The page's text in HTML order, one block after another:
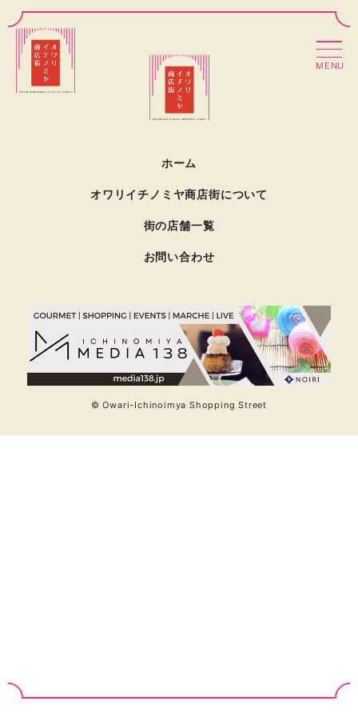
MENU
ホーム
オワリイチノミヤ商店街について
街の店舗一覧
お問い合わせ
© Owari-Ichinoimya Shopping Street